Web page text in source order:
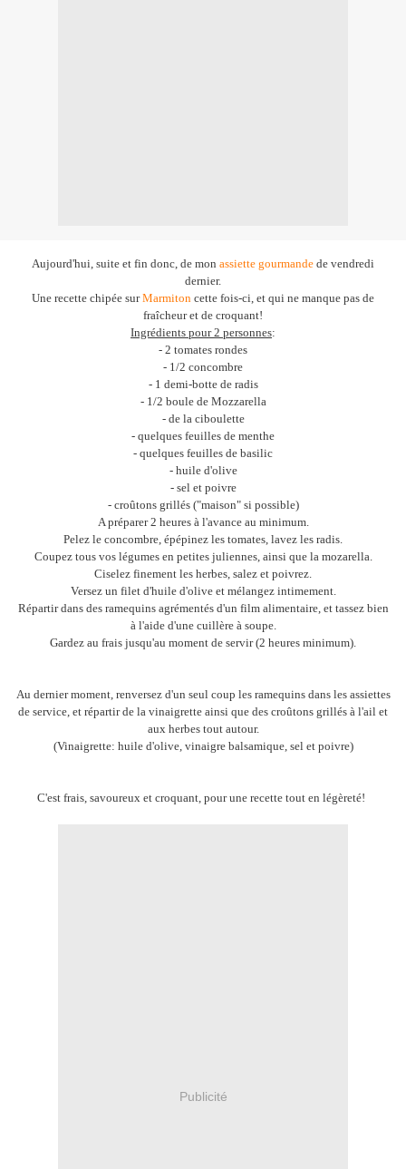
Aujourd'hui, suite et fin donc, de mon assiette gourmande de vendredi
dernier.
Une recette chipée surMarmiton cette fois-ci, et qui ne manque pas de
fraîcheur et de croquant!
Ingrédients pour 2 personnes:
- 2 tomates rondes
- 1/2 concombre
- 1 demi-botte de radis
- 1/2 boule de Mozzarella
- de la ciboulette
- quelques feuilles de menthe
- quelques feuilles de basilic
- huile d'olive
- sel et poivre
- croûtons grillés ("maison" si possible)
A préparer 2 heures à l'avance au minimum.
Pelez le concombre, épépinez les tomates, lavez les radis.
Coupez tous vos légumes en petites juliennes, ainsi que la mozarella.
Ciselez finement les herbes, salez et poivrez.
Versez un filet d'huile d'olive et mélangez intimement.
Répartir dans des ramequins agrémentés d'un film alimentaire, et tassez bien
à l'aide d'une cuillère à soupe.
Gardez au frais jusqu'au moment de servir (2 heures minimum).
Au dernier moment, renversez d'un seul coup les ramequins dans les assiettes
de service, et répartir de la vinaigrette ainsi que des croûtons grillés à l'ail et
aux herbes tout autour.
(Vinaigrette: huile d'olive, vinaigre balsamique, sel et poivre)
C'est frais, savoureux et croquant, pour une recette tout en légèreté!
Publicité